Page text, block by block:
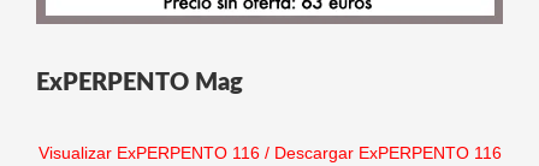
ExPERPENTO Mag
Visualizar ExPERPENTO 116/ Descargar ExPERPENTO 116